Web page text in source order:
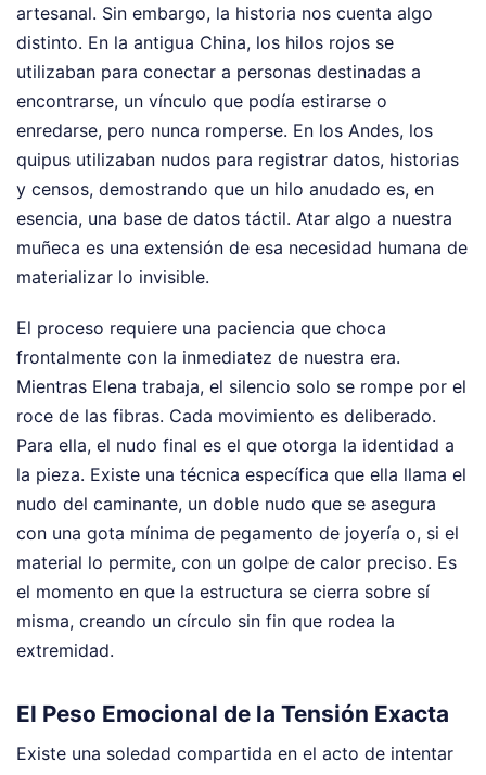
artesanal. Sin embargo, la historia nos cuenta algo
distinto. En la antigua China, los hilos rojos se
utilizaban para conectar a personas destinadas a
encontrarse, un vínculo que podía estirarse o
enredarse, pero nunca romperse. En los Andes, los
quipus utilizaban nudos para registrar datos, historias
y censos, demostrando que un hilo anudado es, en
esencia, una base de datos táctil. Atar algo a nuestra
muñeca es una extensión de esa necesidad humana de
materializar lo invisible.
El proceso requiere una paciencia que choca
frontalmente con la inmediatez de nuestra era.
Mientras Elena trabaja, el silencio solo se rompe por el
roce de las fibras. Cada movimiento es deliberado.
Para ella, el nudo final es el que otorga la identidad a
la pieza. Existe una técnica específica que ella llama el
nudo del caminante, un doble nudo que se asegura
con una gota mínima de pegamento de joyería o, si el
material lo permite, con un golpe de calor preciso. Es
el momento en que la estructura se cierra sobre sí
misma, creando un círculo sin fin que rodea la
extremidad.
El Peso Emocional de la Tensión Exacta
Existe una soledad compartida en el acto de intentar